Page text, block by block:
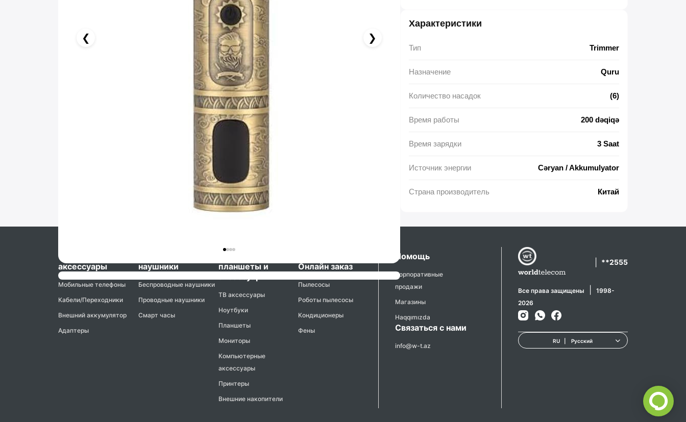
❮ ❯
Характеристики
Тип Trimmer
Назначение Quru
Количество насадок (6)
Время работы 200 dəqiqə
Время зарядки 3 Saat
Источник энергии Cəryan / Akkumulyator
Страна производитель Китай
Смартфоны и
аксессуары
Мобильные телефоны
Кабели/Переходники
Внешний аккумулятор
Адаптеры
наушники
Беспроводные наушники
Проводные наушники
Смарт часы
планшеты и
ТВ аксессуары
Ноутбуки
Планшеты
Мониторы
Компьютерные
аксессуары
Принтеры
Внешние накопители
Онлайн заказ
Пылесосы
Роботы пылесосы
Кондиционеры
Фены
Помощь
Корпоративные
продажи
Магазины
Haqqımızda
Связаться с нами
info@w-t.az
**2555
Все права защищены
1998-
2026
RU Русский